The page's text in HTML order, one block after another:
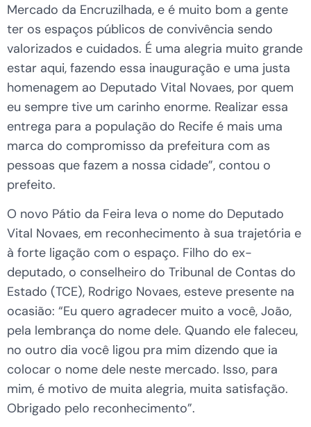
Mercado da Encruzilhada, e é muito bom a gente
ter os espaços públicos de convivência sendo
valorizados e cuidados. É uma alegria muito grande
estar aqui, fazendo essa inauguração e uma justa
homenagem ao Deputado Vital Novaes, por quem
eu sempre tive um carinho enorme. Realizar essa
entrega para a população do Recife é mais uma
marca do compromisso da prefeitura com as
pessoas que fazem a nossa cidade”, contou o
prefeito.
O novo Pátio da Feira leva o nome do Deputado
Vital Novaes, em reconhecimento à sua trajetória e
à forte ligação com o espaço. Filho do ex-
deputado, o conselheiro do Tribunal de Contas do
Estado (TCE), Rodrigo Novaes, esteve presente na
ocasião: “Eu quero agradecer muito a você, João,
pela lembrança do nome dele. Quando ele faleceu,
no outro dia você ligou pra mim dizendo que ia
colocar o nome dele neste mercado. Isso, para
mim, é motivo de muita alegria, muita satisfação.
Obrigado pelo reconhecimento”.